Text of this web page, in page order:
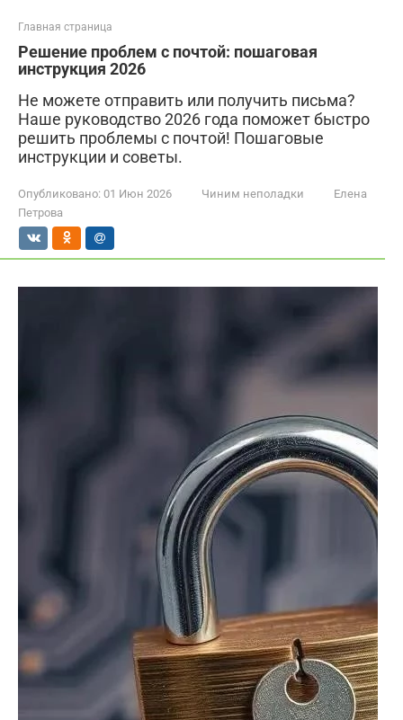
Главная страница
Решение проблем с почтой: пошаговая
инструкция 2026
Не можете отправить или получить письма?
Наше руководство 2026 года поможет быстро
решить проблемы с почтой! Пошаговые
инструкции и советы.
Опубликовано: 01 Июн 2026 Чиним неполадки
Елена
Петрова